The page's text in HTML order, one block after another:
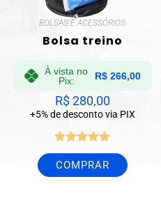
BOLSAS E ACESSÓRIOS
Bolsa treino
À vista no
Pix:
R$266,00
R$280,00
+5% de desconto via PIX
Avaliação
5.00 de 5
COMPRAR